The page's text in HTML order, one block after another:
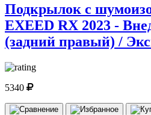
Подкрылок с
EXEED RX 2023 -
(задний правый) /
5340